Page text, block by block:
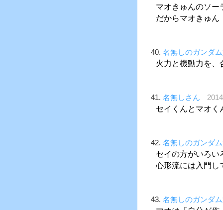
マオきゅんのソー
だからマオきゅん
40. 名無しのガンダ
火力と機動力を、
41. 名無しさん
セイくんとマオく
42. 名無しのガンダ
セイの方がいろい
心形流には入門し
43. 名無しのガンダ